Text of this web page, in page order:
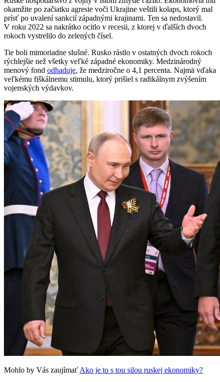
okamžite po začiatku agresie voči Ukrajine veštili kolaps, ktorý mal
prísť po uvalení sankcií západnými krajinami. Ten sa nedostavil.
V roku 2022 sa nakrátko ocitlo v recesii, z ktorej v ďalších dvoch
rokoch vystrelilo do zelených čísel.
Tie boli mimoriadne slušné. Rusko rástlo v ostatných dvoch rokoch
rýchlejšie než všetky veľké západné ekonomiky. Medzinárodný
menový fond odhaduje, že medziročne o 4,1 percenta. Najmä vďaka
veľkému fiškálnemu stimulu, ktorý prišiel s radikálnym zvýšením
vojenských výdavkov.
Mohlo by Vás zaujímať Ako je to s tou silou ruskej ekonomiky?